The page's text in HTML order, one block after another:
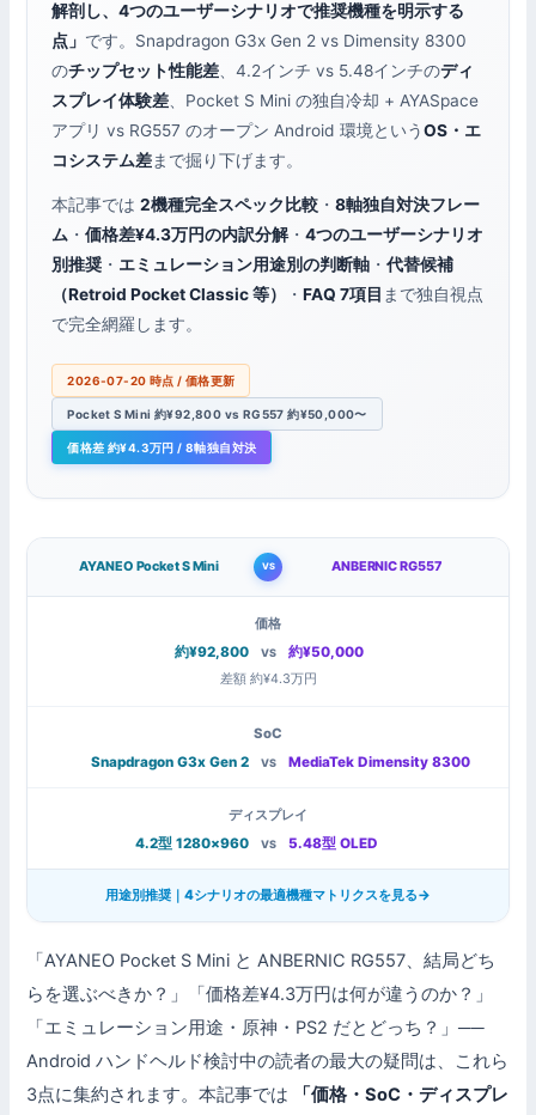
解剖し、4つのユーザーシナリオで推奨機種を明示する
点」 です。Snapdragon G3x Gen 2 vs Dimensity 8300
のチップセット性能差 、4.2インチ vs 5.48インチのディ
スプレイ体験差 、Pocket S Mini の独自冷却 + AYASpace
アプリ vs RG557 のオープン Android 環境というOS・エ
コシステム差まで掘り下げます。
本記事では2機種完全スペック比較 ・8軸独自対決フレー
ム ・価格差¥4.3万円の内訳分解・4つのユーザーシナリオ
別推奨 ・ エミュレーション用途別の判断軸 ・代替候補
（Retroid Pocket Classic 等）
・FAQ 7項目 まで独自視点
で完全網羅します。
2026-07-20 時点 / 価格更新
Pocket S Mini 約¥92,800 vs RG557 約¥50,000〜
価格差 約¥4.3万円 / 8軸独自対決
AYANEO Pocket S Mini VS ANBERNIC RG557
価格
約¥92,800
VS 約¥50,000
差額 約¥4.3万円
SoC
Snapdragon G3x Gen 2
VS MediaTek Dimensity 8300
ディスプレイ
4.2型 1280×960
VS 5.48型 OLED
用途別推奨｜4シナリオの最適機種マトリクスを見る→
「AYANEO Pocket S Mini と ANBERNIC RG557、結局どち
らを選ぶべきか？」「価格差¥4.3万円は何が違うのか？」
「エミュレーション用途・原神・PS2 だとどっち？」──
Android ハンドヘルド検討中の読者の最大の疑問は、これら
3点に集約されます。本記事では
「価格・SoC・ディスプレ